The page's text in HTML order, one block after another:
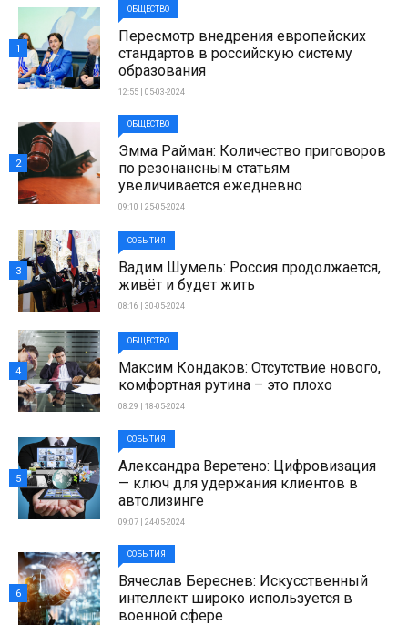
ОБЩЕСТВО
Пересмотр внедрения европейских
стандартов в российскую систему
образования
12:55 | 05-03-2024
1
ОБЩЕСТВО
Эмма Райман: Количество приговоров
по резонансным статьям
увеличивается ежедневно
09:10 | 25-05-2024
2
СОБЫТИЯ
Вадим Шумель: Россия продолжается,
живёт и будет жить
08:16 | 30-05-2024
3
ОБЩЕСТВО
Максим Кондаков: Отсутствие нового,
комфортная рутина – это плохо
08:29 | 18-05-2024
4
СОБЫТИЯ
Александра Веретено: Цифровизация
— ключ для удержания клиентов в
автолизинге
09:07 | 24-05-2024
5
СОБЫТИЯ
Вячеслав Береснев: Искусственный
интеллект широко используется в
военной сфере
6